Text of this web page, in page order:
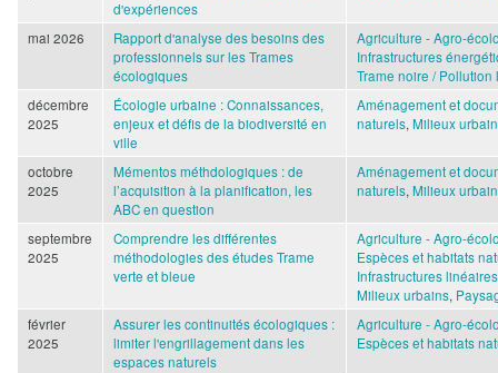
d'expériences
mai 2026
Rapport d'analyse des besoins des
professionnels sur les Trames
écologiques
Agriculture - Agro-
Infrastructures
Trame noire / Pollution
décembre
2025
Écologie urbaine : Connaissances,
enjeux et défis de la biodiversité en
ville
Aménagement et
naturels,Milieux
octobre
2025
Mémentos méthdologiques : de
l’acquisition à la planification, les
ABC en question
Aménagement et
naturels,Milieux
septembre
2025
Comprendre les différentes
méthodologies des études Trame
verte et bleue
Agriculture - Agro-
Espèces et habitats
Infrastructures
Milieux urbains,
février
2025
Assurer les continuités écologiques :
limiter l'engrillagement dans les
espaces naturels
Agriculture - Agro-
Espèces et habitats